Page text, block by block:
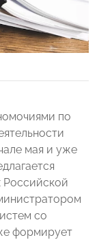
по
мая и уже
Российской
со
формирует